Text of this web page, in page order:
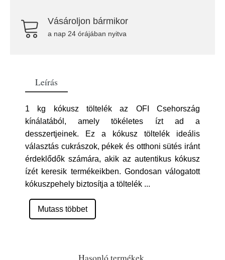
Vásároljon bármikor
a nap 24 órájában nyitva
Leírás
1 kg kókusz töltelék az OFI Csehország
kínálatából, amely tökéletes ízt ad a
desszertjeinek. Ez a kókusz töltelék ideális
választás cukrászok, pékek és otthoni sütés iránt
érdeklődők számára, akik az autentikus kókusz
ízét keresik termékeikben. Gondosan válogatott
kókuszpehely biztosítja a töltelék ...
Mutass többet
Hasonló termékek